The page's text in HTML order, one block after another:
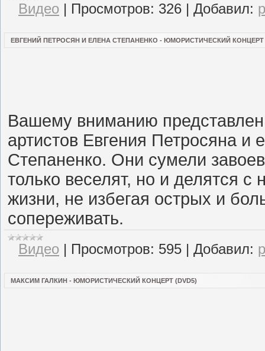
Видео | Просмотров: 326 | Добавил:
ЕВГЕНИЙ ПЕТРОСЯН И ЕЛЕНА СТЕПАНЕНКО - ЮМОРИСТИЧЕСКИЙ КОНЦЕРТ
Вашему вниманию
артистов Евгения Петросяна
Степаненко. Они сумели
только веселят, но и делятся
жизни, не избегая острых и
сопереживать.
Видео | Просмотров: 595 | Добавил:
МАКСИМ ГАЛКИН - ЮМОРИСТИЧЕСКИЙ КОНЦЕРТ (DVD5)